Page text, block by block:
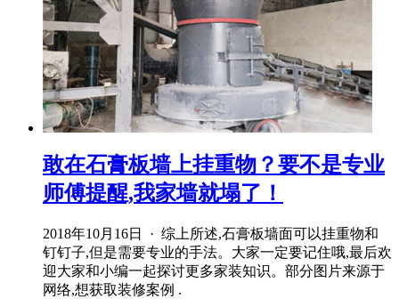
敢在石膏板墙上挂重物？要不是专业
师傅提醒,我家墙就塌了！
2018年10月16日 · 综上所述,石膏板墙面可以挂重物和
钉钉子,但是需要专业的手法。大家一定要记住哦,最后欢
迎大家和小编一起探讨更多家装知识。部分图片来源于
网络,想获取装修案例 .